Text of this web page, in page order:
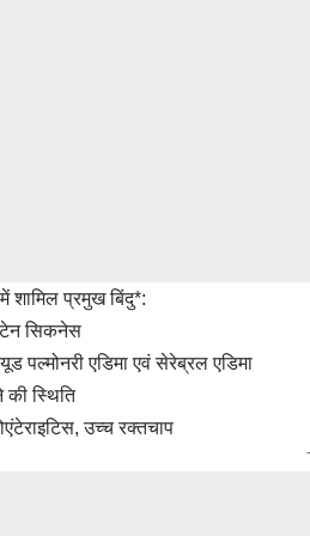
शामिल प्रमुख बिंदु*:
सिकनेस
पल्मोनरी एडिमा एवं सेरेब्रल एडिमा
स्थिति
उच्च रक्तचाप